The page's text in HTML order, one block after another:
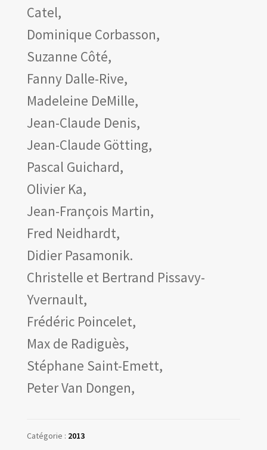
Catel,
Dominique Corbasson,
Suzanne Côté,
Fanny Dalle-Rive,
Madeleine DeMille,
Jean-Claude Denis,
Jean-Claude Götting,
Pascal Guichard,
Olivier Ka,
Jean-François Martin,
Fred Neidhardt,
Didier Pasamonik.
Christelle et Bertrand Pissavy-
Yvernault,
Frédéric Poincelet,
Max de Radiguès,
Stéphane Saint-Emett,
Peter Van Dongen,
Catégorie : 2013